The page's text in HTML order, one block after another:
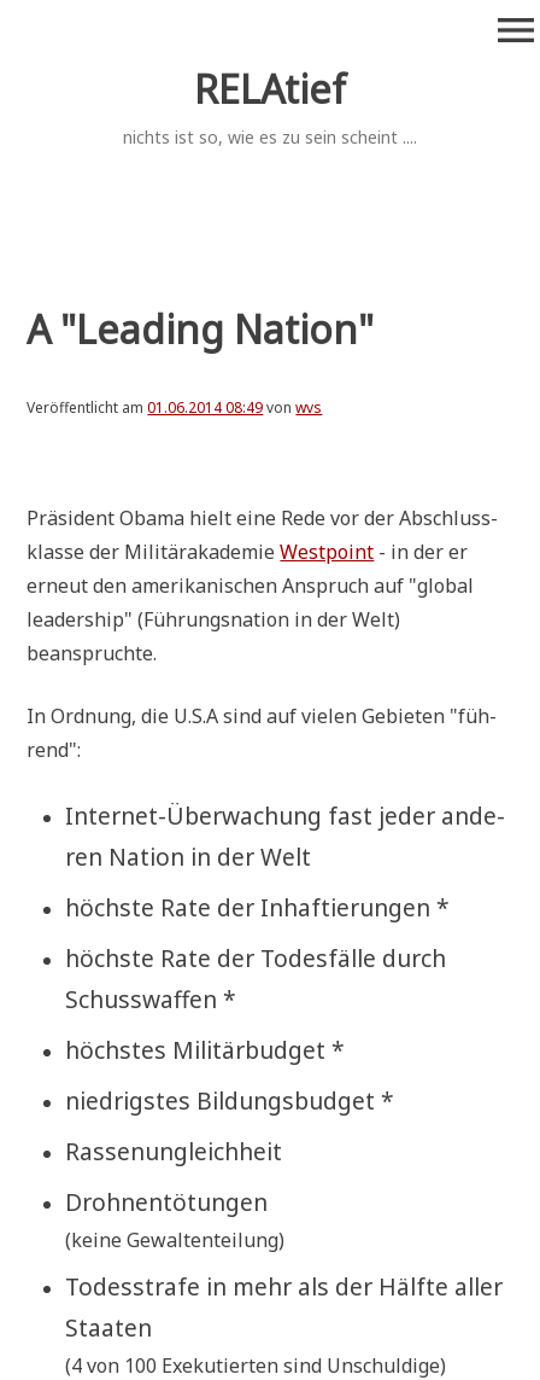
RELAtief
nichts ist so, wie es zu sein scheint ....
menu
A "Leading Nation"
Veröffentlicht am01.06.2014 08:49vonwvs
Prä­si­dent Oba­ma hielt eine Rede vor der Abschluss­
klas­se der Mili­tär­aka­de­mieWest­point - in der er
erneut den ame­ri­ka­ni­schen Anspruch auf "glo­bal
lea­der­ship" (Füh­rungs­na­ti­on in der Welt)
beanspruchte.
In Ord­nung, die U.S.A sind auf vie­len Gebie­ten "füh­
rend":
Inter­net-Über­wa­chung fast jeder ande­
ren Nati­on in der Welt
höch­ste Rate der Inhaftierungen *
höch­ste Rate der Todes­fäl­le durch
Schusswaffen *
höch­stes Militärbudget *
nied­rig­stes Bildungsbudget *
Rassenungleichheit
Drohnentötungen
(kei­ne Gewaltenteilung)
Todes­stra­fe in mehr als der Hälf­te aller
Staaten
(4 von 100 Exe­ku­tier­ten sind Unschuldige)